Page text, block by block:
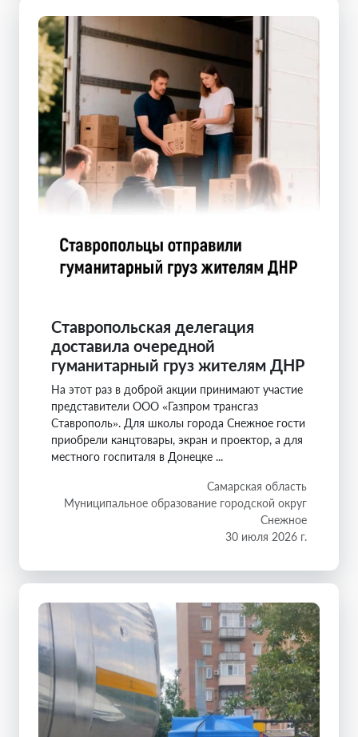
Ставропольская делегация
доставила очередной
гуманитарный груз жителям ДНР
На этот раз в доброй акции принимают участие
представители ООО «Газпром трансгаз
Ставрополь». Для школы города Снежное гости
приобрели канцтовары, экран и проектор, а для
местного госпиталя в Донецке ...
Самарская область
Муниципальное образование городской округ
Снежное
30 июля 2026 г.